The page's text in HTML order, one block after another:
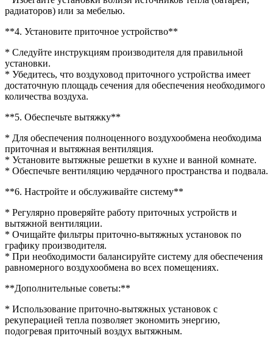
радиаторов) или за мебелью.
**4. Установите приточное устройство**
* Следуйте инструкциям производителя для правильной
установки.
* Убедитесь, что воздуховод приточного устройства имеет
достаточную площадь сечения для обеспечения необходимого
количества воздуха.
**5. Обеспечьте вытяжку**
* Для обеспечения полноценного воздухообмена необходима
приточная и вытяжная вентиляция.
* Установите вытяжные решетки в кухне и ванной комнате.
* Обеспечьте вентиляцию чердачного пространства и подвала.
**6. Настройте и обслуживайте систему**
* Регулярно проверяйте работу приточных устройств и
вытяжной вентиляции.
* Очищайте фильтры приточно-вытяжных установок по
графику производителя.
* При необходимости балансируйте систему для обеспечения
равномерного воздухообмена во всех помещениях.
**Дополнительные советы:**
* Использование приточно-вытяжных установок с
рекуперацией тепла позволяет экономить энергию,
подогревая приточный воздух вытяжным.